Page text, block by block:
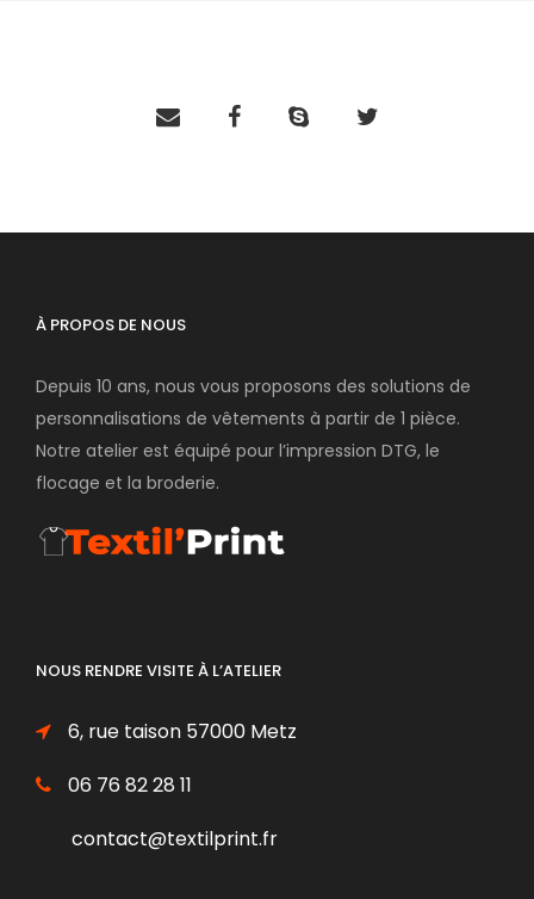
À PROPOS DE NOUS
Depuis 10 ans, nous vous proposons des solutions de
personnalisations de vêtements à partir de 1 pièce.
Notre atelier est équipé pour l’impression DTG, le
flocage et la broderie.
NOUS RENDRE VISITE À L’ATELIER
6, rue taison 57000 Metz
06 76 82 28 11
contact@textilprint.fr